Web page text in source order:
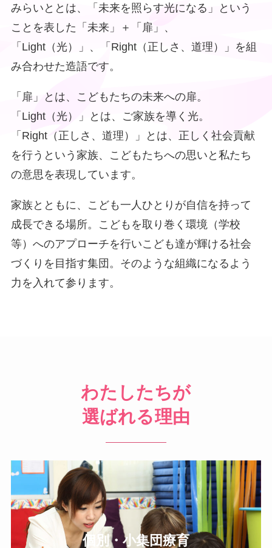
みらいととは、「未来を照らす光になる」という
ことを表した「未来」＋「扉」、
「Light（光）」、「Right（正しさ、道理）」を組
み合わせた造語です。
「扉」とは、こどもたちの未来への扉。
「Light（光）」とは、ご家族を導く光。
「Right（正しさ、道理）」とは、正しく社会貢献
を行うという家族、こどもたちへの思いと私たち
の意思を表現しています。
家族とともに、こども一人ひとりが自信を持って
成長できる場所。こどもを取り巻く環境（学校
等）へのアプローチを行いこども達が輝ける社会
づくりを目指す集団。そのような組織になるよう
力を入れて参ります。
わたしたちが
選ばれる理由
個別・小集団療育